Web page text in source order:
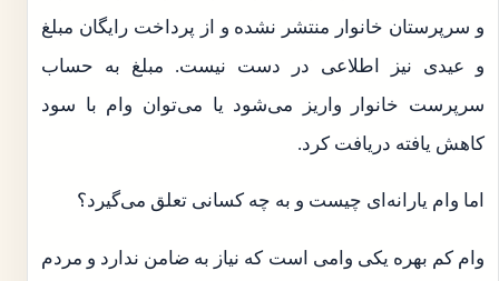
و سرپرستان خانوار منتشر نشده و از پرداخت رایگان مبلغ
و عیدی نیز اطلاعی در دست نیست. مبلغ به حساب
سرپرست خانوار واریز می‌شود یا می‌توان وام با سود
کاهش یافته دریافت کرد.
اما وام یارانه‌ای چیست و به چه کسانی تعلق می‌گیرد؟
وام کم بهره یکی وامی است که نیاز به ضامن ندارد و مردم